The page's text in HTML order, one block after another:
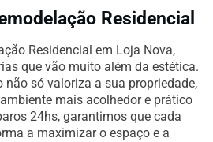
Residencial
Residencial em Loja Nova,
que vão muito além da estética.
não só valoriza a sua propriedade,
mais acolhedor e prático
24hs, garantimos que cada
a maximizar o espaço e a